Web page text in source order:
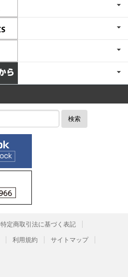
検索
特定商取引法に基づく表記
利用規約 サイトマップ